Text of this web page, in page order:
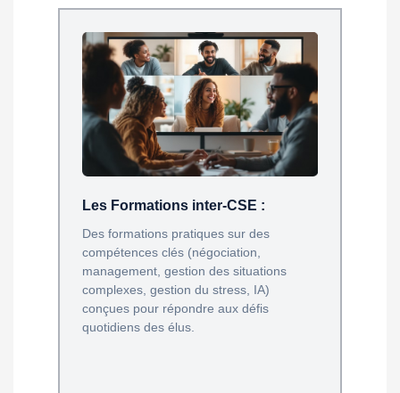
Les Formations inter-CSE :
Des formations pratiques sur des
compétences clés (négociation,
management, gestion des situations
complexes, gestion du stress, IA)
conçues pour répondre aux défis
quotidiens des élus.